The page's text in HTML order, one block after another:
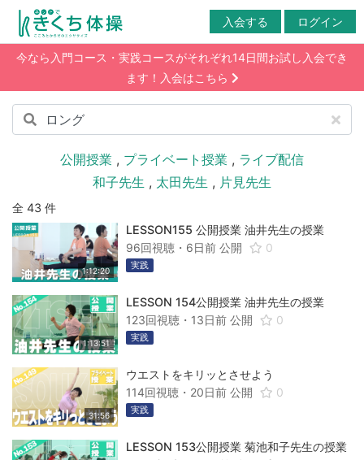
入会する ログイン
今なら入門コース・実践コースがそれぞれ14日間お試し入会でき
ます！入会はこちら
公開授業 , プライベート授業 , ライブ配信
和子先生 , 太田先生 , 片見先生
全 43 件
1:12:20
LESSON155 公開授業 油井先生の授業
96回視聴・ 6日前 公開 0
実践
1:13:51
LESSON 154公開授業 油井先生の授業
123回視聴・ 13日前 公開 0
実践
31:56
ウエストをキリッとさせよう
114回視聴・ 20日前 公開 0
実践
LESSON 153公開授業 菊池和子先生の授業